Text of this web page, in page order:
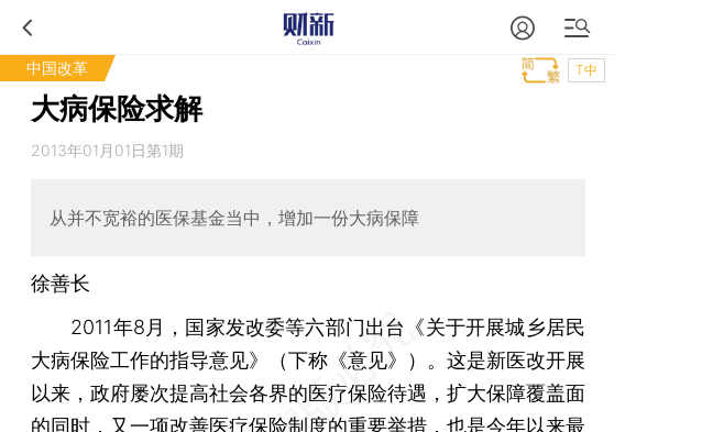
中国改革 T中
大病保险求解
2013年01月01日第1期
从并不宽裕的医保基金当中，增加一份大病保障
徐善长
2011年8月，国家发改委等六部门出台《关于开展城乡居民
大病保险工作的指导意见》（下称《意见》）。这是新医改开展
以来，政府屡次提高社会各界的医疗保险待遇，扩大保障覆盖面
的同时，又一项改善医疗保险制度的重要举措，也是今年以来最